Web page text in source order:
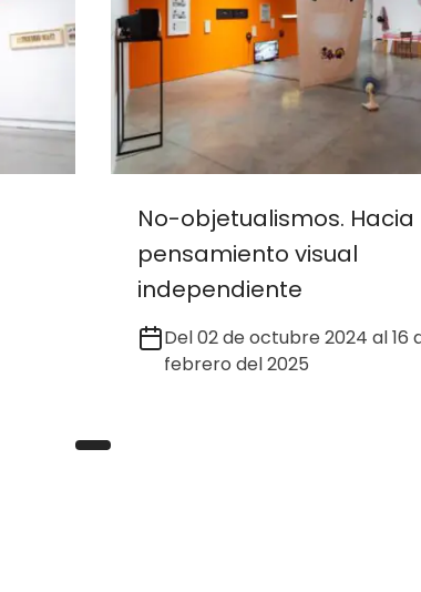
No-objetualismos. Hacia
pensamiento visual
independiente
Del 02 de octubre 2024 al 16
febrero del 2025